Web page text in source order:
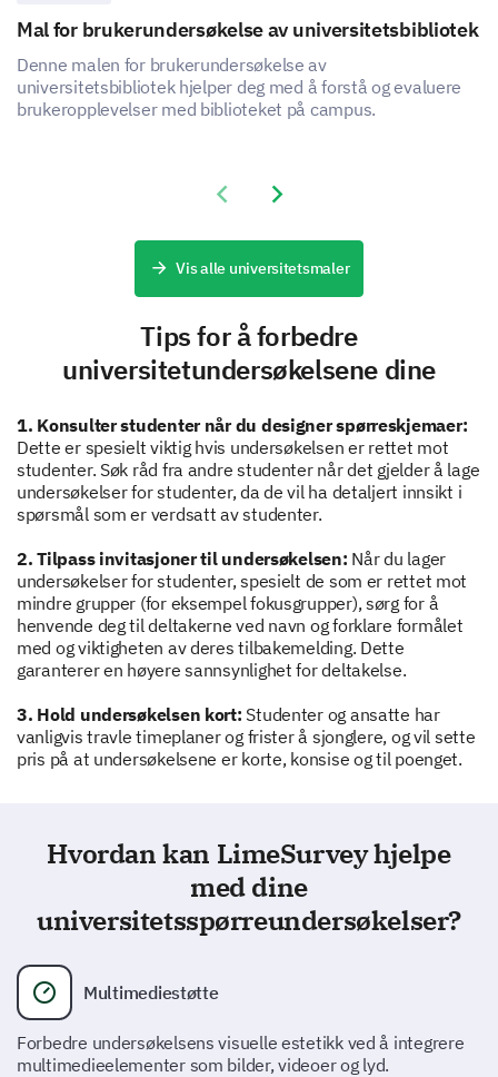
Veldig klar
Hvilke aspekter ved søknadsprosessen fant du
mest utfordrende? (Velg alle som gjelder)
Fylle ut personlig informasjon
Laste opp dokumenter
Skrive personlige erklæringer
Overholde søknadsfrister
Annet:
Vennligst gi eventuelle tilleggs kommentarer
om søknadsprosessen.
Brukergrensesnitt og tekniske aspekter
Din tilbakemelding om brukergrensesnittet og
tekniske aspekter ved søknadsprosessen vil hjelpe
Hvordan vil du beskrive hvor enkelt det var å
navigere i den nettbaserte søknadsportalen?
Veldig enkelt Enkelt
Nøytral
Veldig vanskelig
Mal for brukerundersøkelse av universitetsbibliotek
Denne malen for brukerundersøkelse av
universitetsbibliotek hjelper deg med å forstå og evaluere
brukeropplevelser med biblioteket på campus.
Previous slide
Next slide
Vis alle universitetsmaler
Tips for å forbedre
universitetundersøkelsene dine
1. Konsulter studenter når du designer spørreskjemaer:
Dette er spesielt viktig hvis undersøkelsen er rettet mot
studenter. Søk råd fra andre studenter når det gjelder å lage
undersøkelser for studenter, da de vil ha detaljert innsikt i
spørsmål som er verdsatt av studenter.
2. Tilpass invitasjoner til undersøkelsen: Når du lager
undersøkelser for studenter, spesielt de som er rettet mot
mindre grupper (for eksempel fokusgrupper), sørg for å
henvende deg til deltakerne ved navn og forklare formålet
med og viktigheten av deres tilbakemelding. Dette
garanterer en høyere sannsynlighet for deltakelse.
3. Hold undersøkelsen kort: Studenter og ansatte har
vanligvis travle timeplaner og frister å sjonglere, og vil sette
pris på at undersøkelsene er korte, konsise og til poenget.
Hvordan kan LimeSurvey hjelpe
med dine
universitetsspørreundersøkelser?
Multimediestøtte
Forbedre undersøkelsens visuelle estetikk ved å integrere
multimedieelementer som bilder, videoer og lyd.